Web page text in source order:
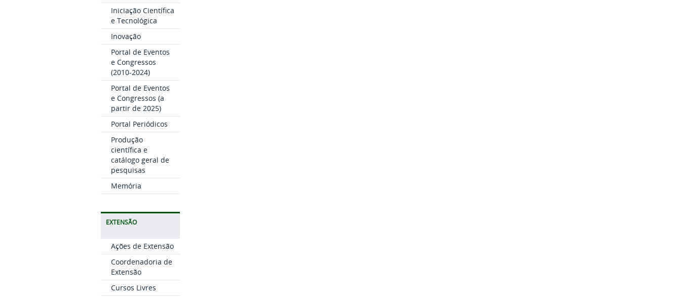
Iniciação Científica
e Tecnológica
Inovação
Portal de Eventos
e Congressos
(2010-2024)
Portal de Eventos
e Congressos (a
partir de 2025)
Portal Periódicos
Produção
científica e
catálogo geral de
pesquisas
Memória
EXTENSÃO
Ações de Extensão
Coordenadoria de
Extensão
Cursos Livres